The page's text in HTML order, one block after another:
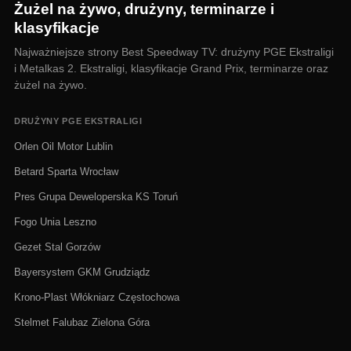
Żużel na żywo, drużyny, terminarze i
klasyfikacje
Najważniejsze strony Best Speedway TV: drużyny PGE Ekstraligi
i Metalkas 2. Ekstraligi, klasyfikacje Grand Prix, terminarze oraz
żużel na żywo.
DRUŻYNY PGE EKSTRALIGI
Orlen Oil Motor Lublin
Betard Sparta Wrocław
Pres Grupa Deweloperska KS Toruń
Fogo Unia Leszno
Gezet Stal Gorzów
Bayersystem GKM Grudziądz
Krono-Plast Włókniarz Częstochowa
Stelmet Falubaz Zielona Góra